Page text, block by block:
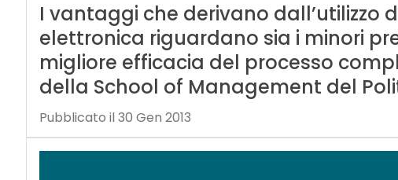
I vantaggi che derivano dall’utilizzo
elettronica riguardano sia i minori
migliore efficacia del processo
della School of Management del
Pubblicato il 30 Gen 2013